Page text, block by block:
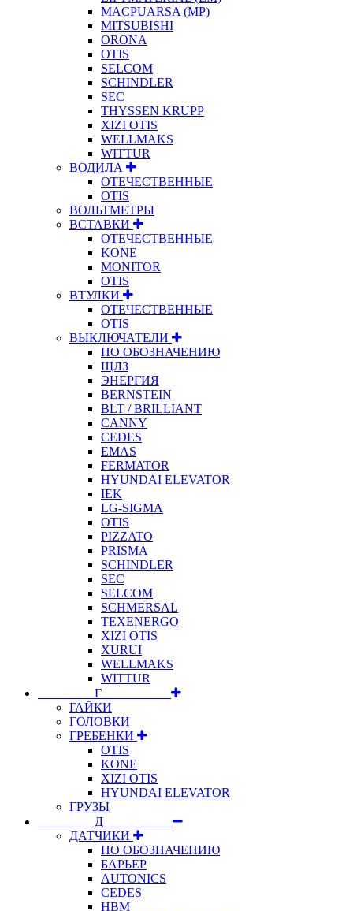
MACPUARSA (MP)
MITSUBISHI
ORONA
OTIS
SELCOM
SCHINDLER
SEC
THYSSEN KRUPP
XIZI OTIS
WELLMAKS
WITTUR
ВОДИЛА
ОТЕЧЕСТВЕННЫЕ
OTIS
ВОЛЬТМЕТРЫ
ВСТАВКИ
ОТЕЧЕСТВЕННЫЕ
KONE
MONITOR
OTIS
ВТУЛКИ
ОТЕЧЕСТВЕННЫЕ
OTIS
ВЫКЛЮЧАТЕЛИ
ПО ОБОЗНАЧЕНИЮ
ЩЛЗ
ЭНЕРГИЯ
BERNSTEIN
BLT / BRILLIANT
CANNY
CEDES
EMAS
FERMATOR
HYUNDAI ELEVATOR
IEK
LG-SIGMA
OTIS
PIZZATO
PRISMA
SCHINDLER
SEC
SELCOM
SCHMERSAL
TEXENERGO
XIZI OTIS
XURUI
WELLMAKS
WITTUR
⠀⠀⠀⠀⠀⠀Г⠀⠀⠀⠀⠀⠀⠀
ГАЙКИ
ГОЛОВКИ
ГРЕБЕНКИ
OTIS
KONE
XIZI OTIS
HYUNDAI ELEVATOR
ГРУЗЫ
⠀⠀⠀⠀⠀⠀Д⠀⠀⠀⠀⠀⠀⠀
ДАТЧИКИ
ПО ОБОЗНАЧЕНИЮ
БАРЬЕР
AUTONICS
CEDES
HBM